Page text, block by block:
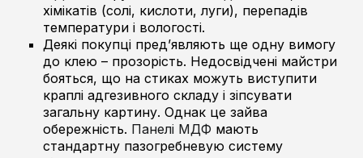
хімікатів (солі, кислоти, луги), перепадів
температури і вологості.
Деякі покупці пред’являють ще одну вимогу
до клею – прозорість. Недосвідчені майстри
бояться, що на стиках можуть виступити
краплі адгезивного складу і зіпсувати
загальну картину. Однак це зайва
обережність. Панелі МДФ мають
стандартну пазогребневую систему